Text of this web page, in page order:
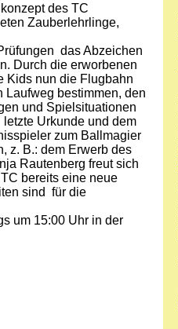
des TC
Zauberlehrlinge,
das Abzeichen
Durch die erworbenen
Kids nun die Flugbahn
Laufweg bestimmen, den
und Spielsituationen
Urkunde und dem
zum Ballmagier
z. B.: dem Erwerb des
Rautenberg freut sich
bereits eine neue
sind für die
um 15:00 Uhr in der